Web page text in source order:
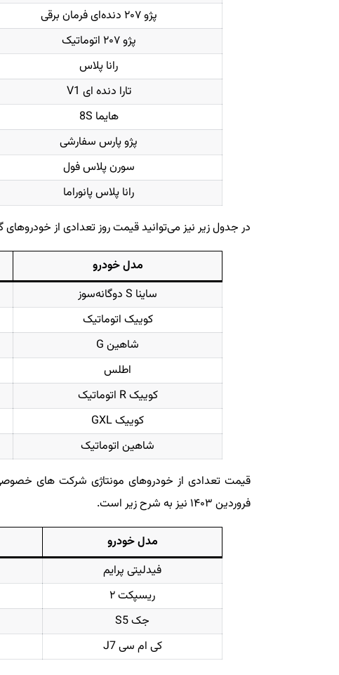
پژو ۲۰۷ دنده‌ای فرمان برقی
پژو ۲۰۷ اتوماتیک
رانا پلاس
تارا دنده ای V1
هایما 8S
پژو پارس سفارشی
سورن پلاس فول
رانا پلاس پانوراما
در جدول زیر نیز می‌توانید قیمت روز تعدادی از خودروهای
مدل خودرو
ساینا S دوگانه‌سوز
کوییک اتوماتیک
شاهین G
اطلس
کوییک R اتوماتیک
کوییک GXL
شاهین اتوماتیک
فروردین ۱۴۰۳ نیز به شرح زیر است.
مدل خودرو
فیدلیتی پرایم
ریسپکت ۲
جک S5
کی ام سی J7